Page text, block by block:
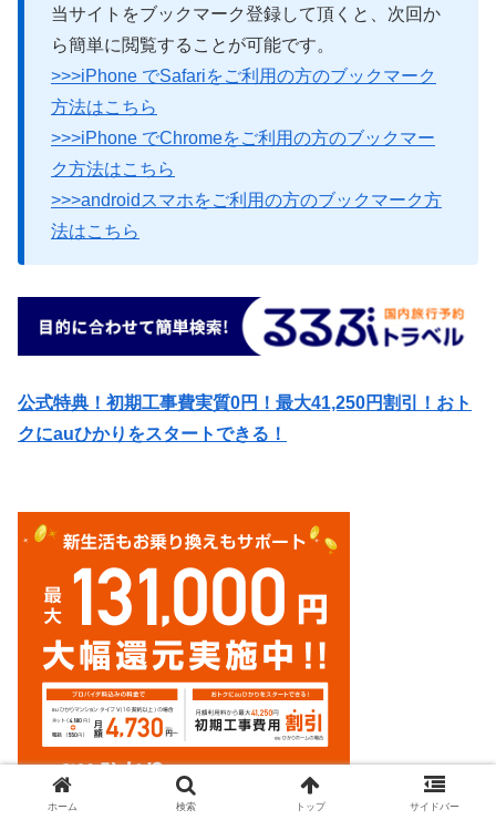
当サイトをブックマーク登録して頂くと、次回か
ら簡単に閲覧することが可能です。
>>>iPhone でSafariをご利用の方のブックマーク
方法はこちら
>>>iPhone でChromeをご利用の方のブックマー
ク方法はこちら
>>>androidスマホをご利用の方のブックマーク方
法はこちら
公式特典！初期工事費実質0円！最大41,250円割引！おト
クにauひかりをスタートできる！
ホーム 検索 トップ サイドバー